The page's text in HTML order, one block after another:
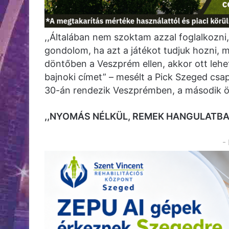
,,Általában nem szoktam azzal
gondolom, ha azt a játékot tudjuk hozni,
döntőben a Veszprém ellen, akkor ott
bajnoki címet” – mesélt a Pick Szeged
30-án rendezik Veszprémben, a második
,,NYOMÁS NÉLKÜL, REMEK
-